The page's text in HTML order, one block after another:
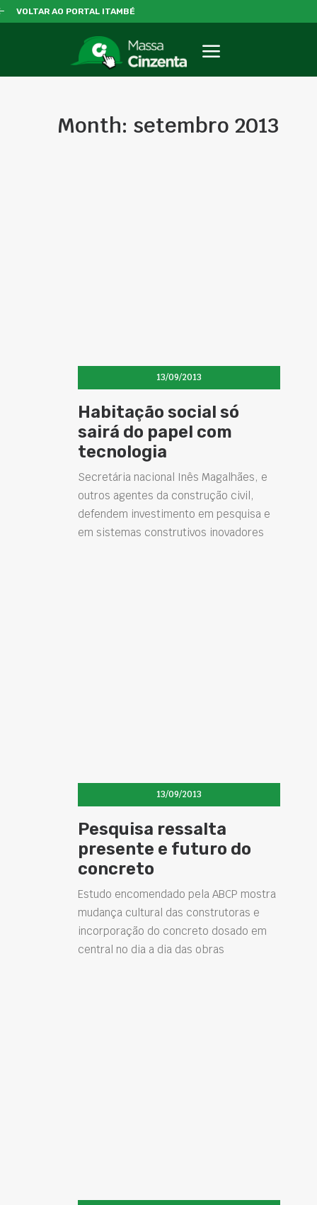
VOLTAR AO PORTAL ITAMBÉ
Month: setembro 2013
13/09/2013
Habitação social só
sairá do papel com
tecnologia
Secretária nacional Inês Magalhães, e
outros agentes da construção civil,
defendem investimento em pesquisa e
em sistemas construtivos inovadores
13/09/2013
Pesquisa ressalta
presente e futuro do
concreto
Estudo encomendado pela ABCP mostra
mudança cultural das construtoras e
incorporação do concreto dosado em
central no dia a dia das obras